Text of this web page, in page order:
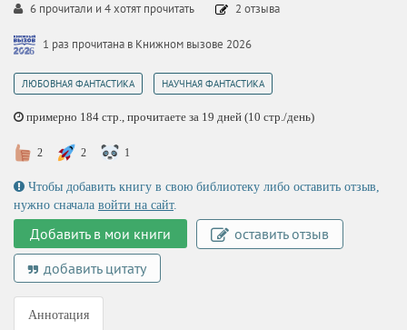
6 прочитали и 4хотят прочитать 2 отзыва
1 раз прочитана в Книжном вызове 2026
ЛЮБОВНАЯ ФАНТАСТИКА НАУЧНАЯ ФАНТАСТИКА
примерно 184 стр., прочитаете за 19 дней (10 стр./день)
2 2 1
Чтобы добавить книгу в свою библиотеку либо оставить отзыв,
нужно сначала войти на сайт.
Добавить в мои книги
оставить отзыв
добавить цитату
Аннотация